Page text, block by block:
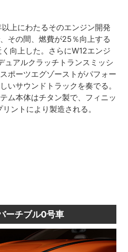
上にわたるそのエンジン開発
その間、燃費が25％向上する
向上した。さらにW12エンジ
ュアルクラッチトランスミッシ
ポーツエグゾーストがパフォー
いサウンドトラックを奏でる。
ム本体はチタン製で、フィニッ
ントにより製造される。
ーチブル0号車